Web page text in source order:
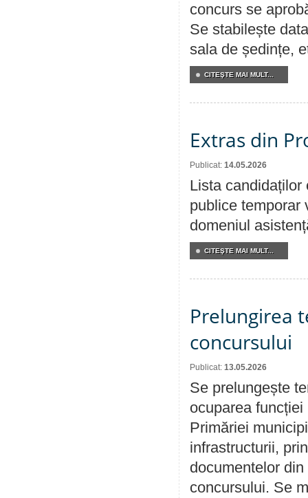
concurs se
Se stabilește
sala de ședințe,
CITEŞTE MAI MULT...
Extras din
Publicat: 14.05.2026
Lista candidaților
publice temporar
domeniul
CITEŞTE MAI MULT...
Prelungirea
concursului
Publicat: 13.05.2026
Se prelungește
ocuparea
Primăriei
infrastructurii,
documentelor
concursului. Se